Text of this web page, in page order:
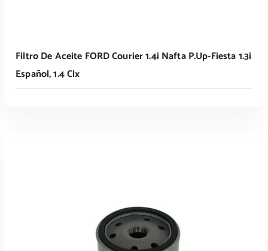
Filtro De Aceite FORD Courier 1.4i Nafta P.up-Fiesta 1.3i
Español, 1.4 Clx